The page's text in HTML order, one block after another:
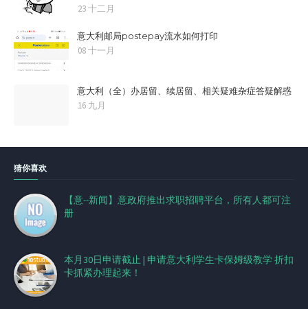
23 十二月
意大利邮局postepay流水如何打印
08 十一月
意大利（全）办居留、续居留、相关疑难杂症答疑解惑
16 九月
猜你喜欢
【意--新闻】意政府推出求职招聘平台，所有人都可注
册
本月30日申请截止 | 申请意大利学生卡保姆级教学 折扣
卡抓紧办理起来！